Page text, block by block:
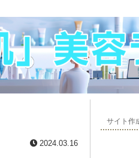
2024.03.16
サイト作